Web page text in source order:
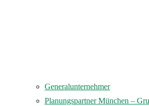
Generalunternehmer
Planungspartner München –